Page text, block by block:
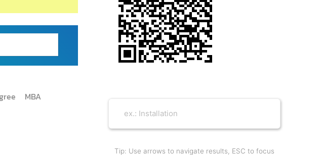
MBA
Tip: Use arrows to navigate results, ESC to focus